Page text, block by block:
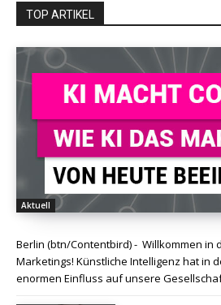
TOP ARTIKEL
Aktuell
Berlin (btn/Contentbird) - Willkommen in
Marketings! Künstliche Intelligenz hat in
enormen Einfluss auf unsere